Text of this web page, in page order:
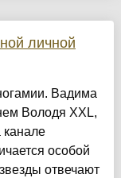
личной
Вадима
Володя XXL,
особой
отвечают